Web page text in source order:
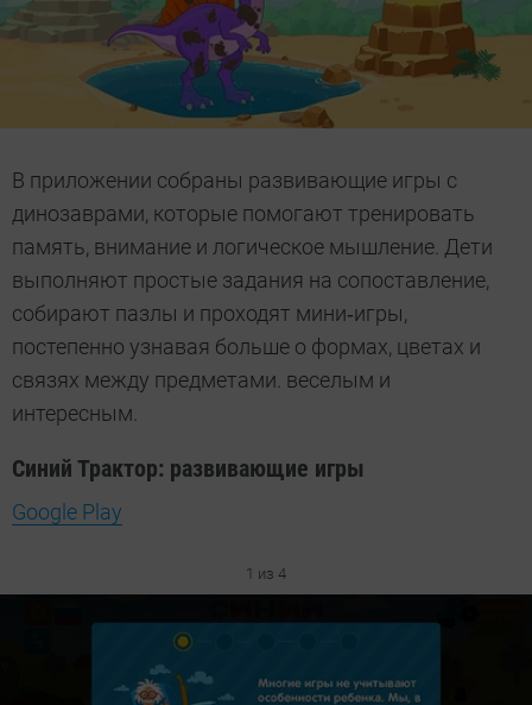
В приложении собраны развивающие игры с
динозаврами, которые помогают тренировать
память, внимание и логическое мышление. Дети
выполняют простые задания на сопоставление,
собирают пазлы и проходят мини‑игры,
постепенно узнавая больше о формах, цветах и
связях между предметами. веселым и
интересным.
Синий Трактор: развивающие игры
Google Play
1 из 4